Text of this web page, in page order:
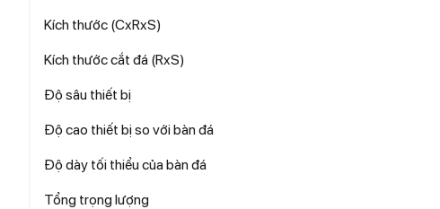
Kích thước (CxRxS)
Kích thước cắt đá (RxS)
Độ sâu thiết bị
Độ cao thiết bị so với bàn đá
Độ dày tối thiểu của bàn đá
Tổng trọng lượng